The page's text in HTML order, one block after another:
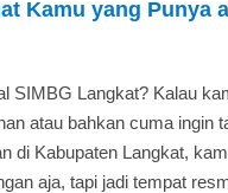
Kamu yang Punya
SIMBG Langkat? Kalau
atau bahkan cuma ingin
di Kabupaten Langkat,
aja, tapi jadi tempat